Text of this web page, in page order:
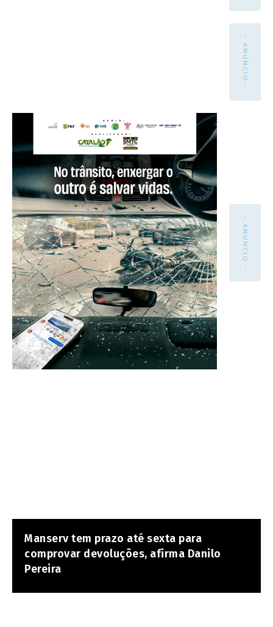
- ANÚNCIO -
- ANÚNCIO -
Manserv tem prazo até sexta para
comprovar devoluções, afirma Danilo
Pereira